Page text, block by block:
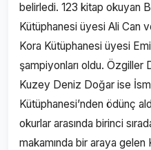
belirledi. 123 kitap okuyan
Kütüphanesi üyesi Ali Can
Kora Kütüphanesi üyesi
şampiyonları oldu. Özgiller
Kuzey Deniz Doğar ise
Kütüphanesi’nden ödünç
okurlar arasında birinci
makamında bir araya gelen